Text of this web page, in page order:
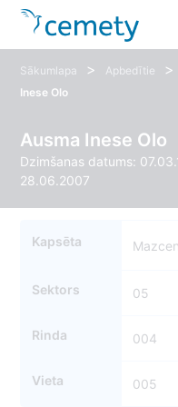
Sākumlapa > Apbedītie >
Inese Olo
Ausma Inese Olo
Dzimšanas datums:
28.06.2007
Kapsēta
Sektors 05
Rinda 004
Vieta 005